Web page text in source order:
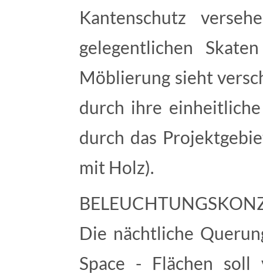
Kantenschutz
gelegentlichen
Möblierung sieht
durch ihre
durch das
mit Holz).
Die nächtliche
Space - Flächen soll